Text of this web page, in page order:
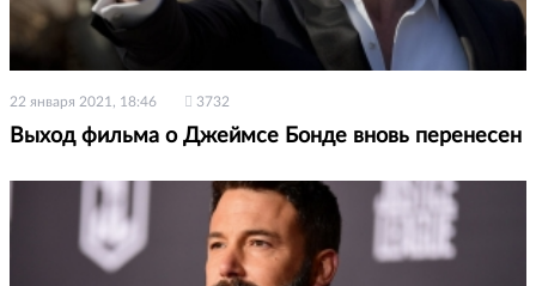
22 января 2021, 18:46 3732
Выход фильма о Джеймсе Бонде вновь перенесен